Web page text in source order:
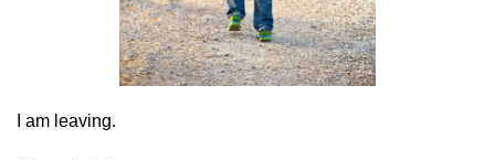
I am leaving.